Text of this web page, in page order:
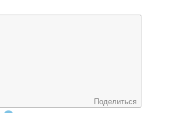
Поделиться